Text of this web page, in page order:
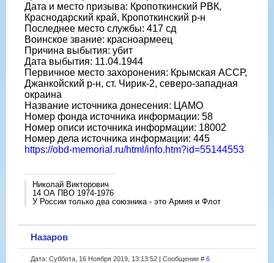
Дата и место призыва: Кропоткинский РВК,
Краснодарский край, Кропоткинский р-н
Последнее место службы: 417 сд
Воинское звание: красноармеец
Причина выбытия: убит
Дата выбытия: 11.04.1944
Первичное место захоронения: Крымская АССР,
Джанкойский р-н, ст. Чирик-2, северо-западная
окраина
Название источника донесения: ЦАМО
Номер фонда источника информации: 58
Номер описи источника информации: 18002
Номер дела источника информации: 445
https://obd-memorial.ru/html/info.htm?id=55144553
Николай Викторович
14 ОА ПВО 1974-1976
У России только два союзника - это Армия и Флот
Назаров
Дата: Суббота, 16 Ноября 2019, 13:13:52 | Сообщение # 6